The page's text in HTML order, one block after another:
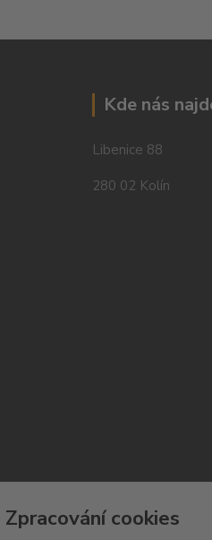
Kde nás
Libenice 88
280 02 Kolín
Zpracování cookies